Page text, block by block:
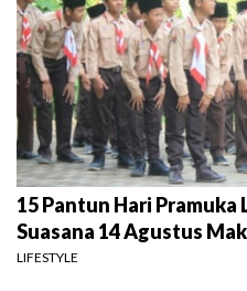
15 Pantun Hari Pramuka
Suasana 14 Agustus
LIFESTYLE